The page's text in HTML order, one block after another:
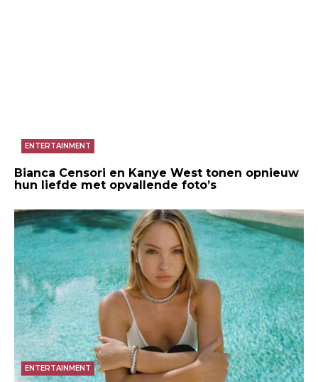
ENTERTAINMENT
Bianca Censori en Kanye West tonen opnieuw
hun liefde met opvallende foto’s
ENTERTAINMENT